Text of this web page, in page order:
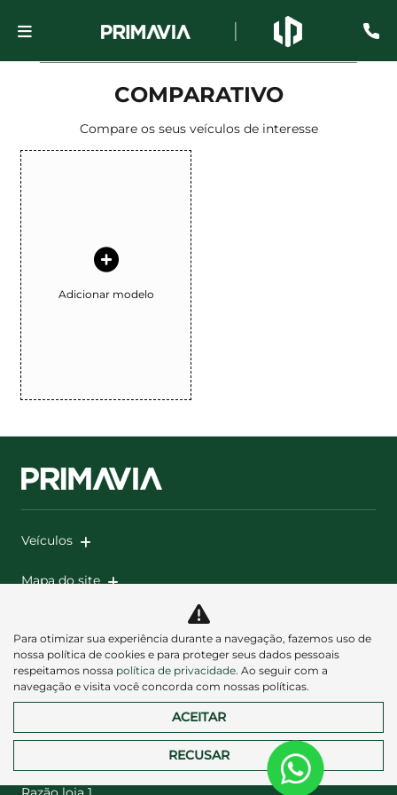
COMPARATIVO
Compare os seus veículos de interesse
Adicionar modelo
Veículos
Mapa do site
Desacelere. Seu bem maior é a vida.
Para otimizar sua experiência durante a navegação, fazemos uso de
nossa política de cookies e para proteger seus dados pessoais
respeitamos nossa política de privacidade. Ao seguir com a
navegação e visita você concorda com nossas políticas.
ACEITAR
RECUSAR